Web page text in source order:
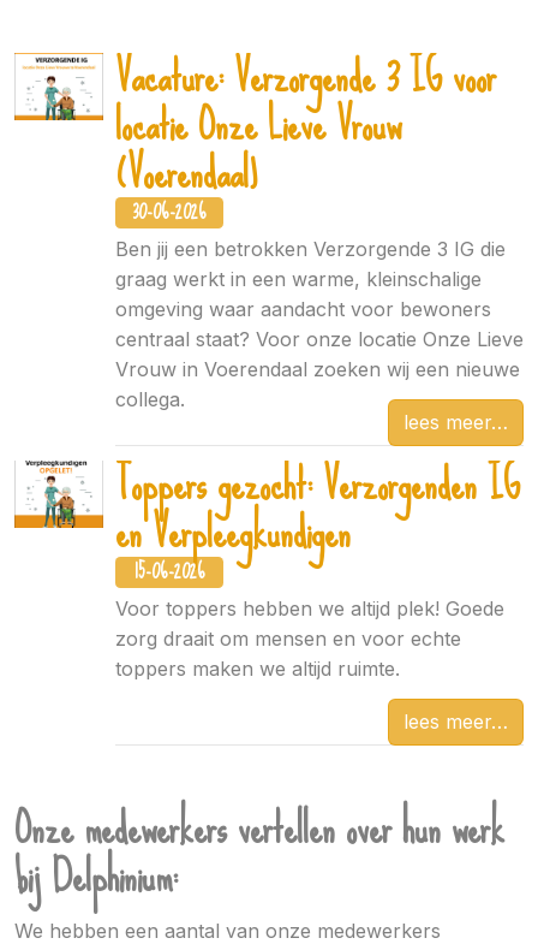
Vacature: Verzorgende 3 IG voor
locatie Onze Lieve Vrouw
(Voerendaal)
30-06-2026
Ben jij een betrokken Verzorgende 3 IG die
graag werkt in een warme, kleinschalige
omgeving waar aandacht voor bewoners
centraal staat? Voor onze locatie Onze Lieve
Vrouw in Voerendaal zoeken wij een nieuwe
collega.
lees meer
Toppers gezocht: Verzorgenden IG
en Verpleegkundigen
15-06-2026
Voor toppers hebben we altijd plek! Goede
zorg draait om mensen en voor echte
toppers maken we altijd ruimte.
lees meer
Onze medewerkers vertellen over hun werk
bij Delphinium:
We hebben een aantal van onze medewerkers